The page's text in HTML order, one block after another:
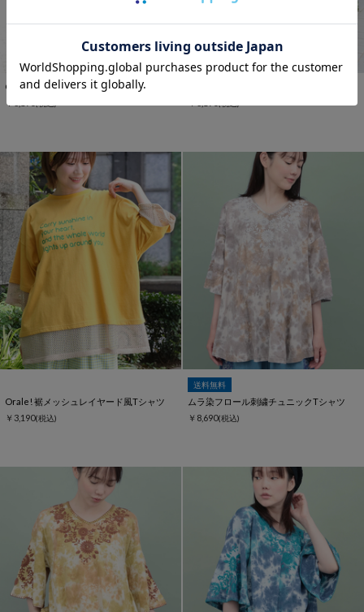
Orale! 裾メッシュレイヤード風Tシャツ
￥3,190 (税込) (税込)
Orale! 裾メッシュレイヤード風Tシャツ
￥3,190(税込)
送料無料
ムラ染フロール刺繍チュニックTシャツ
￥8,690(税込)